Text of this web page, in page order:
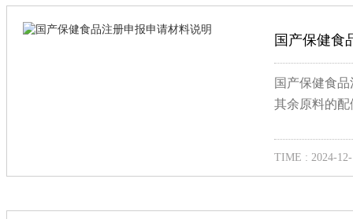
国产保健食
国产保健食
其余原料的
TIME : 2024-12-